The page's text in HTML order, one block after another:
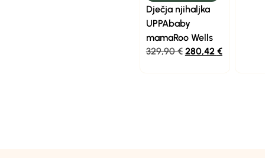
Dječja njihaljka
UPPAbaby
mamaRoo Wells
329,90€ 280,42 €